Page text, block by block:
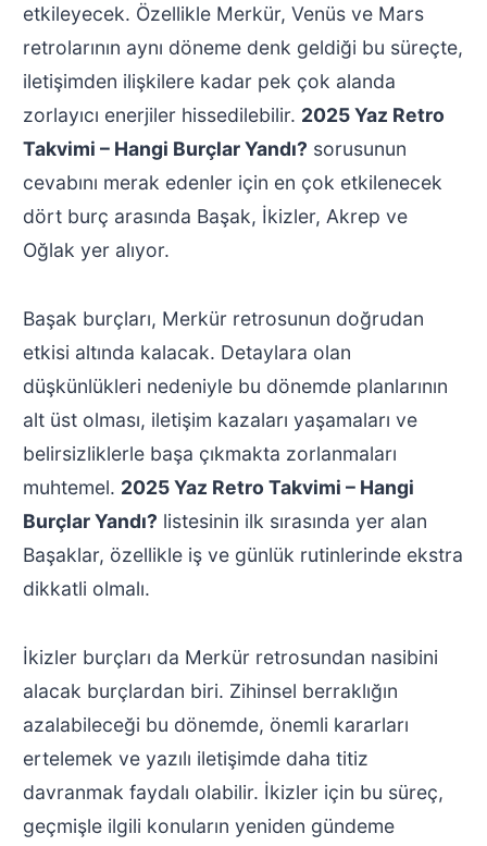
etkileyecek. Özellikle Merkür, Venüs ve Mars
retrolarının aynı döneme denk geldiği bu süreçte,
iletişimden ilişkilere kadar pek çok alanda
zorlayıcı enerjiler hissedilebilir. 2025 Yaz Retro
Takvimi – Hangi Burçlar Yandı? sorusunun
cevabını merak edenler için en çok etkilenecek
dört burç arasında Başak, İkizler, Akrep ve
Oğlak yer alıyor.
Başak burçları, Merkür retrosunun doğrudan
etkisi altında kalacak. Detaylara olan
düşkünlükleri nedeniyle bu dönemde planlarının
alt üst olması, iletişim kazaları yaşamaları ve
belirsizliklerle başa çıkmakta zorlanmaları
muhtemel. 2025 Yaz Retro Takvimi – Hangi
Burçlar Yandı? listesinin ilk sırasında yer alan
Başaklar, özellikle iş ve günlük rutinlerinde ekstra
dikkatli olmalı.
İkizler burçları da Merkür retrosundan nasibini
alacak burçlardan biri. Zihinsel berraklığın
azalabileceği bu dönemde, önemli kararları
ertelemek ve yazılı iletişimde daha titiz
davranmak faydalı olabilir. İkizler için bu süreç,
geçmişle ilgili konuların yeniden gündeme